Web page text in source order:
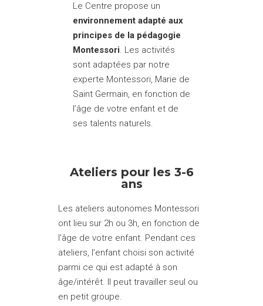
Le Centre propose un
environnement adapté aux
principes de la pédagogie
Montessori. Les activités
sont adaptées par notre
experte Montessori, Marie de
Saint Germain, en fonction de
l’âge de votre enfant et de
ses talents naturels.
Ateliers pour les 3-6
ans
Les ateliers autonomes Montessori
ont lieu sur 2h ou 3h, en fonction de
l’âge de votre enfant. Pendant ces
ateliers, l’enfant choisi son activité
parmi ce qui est adapté à son
âge/intérêt. Il peut travailler seul ou
en petit groupe.